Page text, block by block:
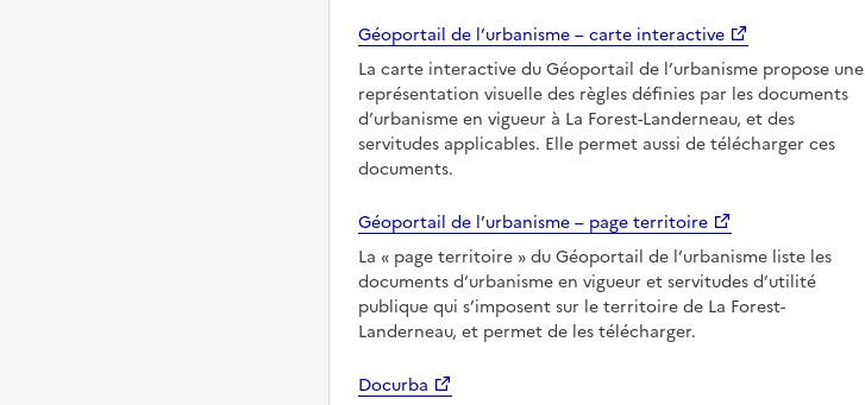
Géoportail de l’urbanisme – carte interactive
La carte interactive du Géoportail de l’urbanisme propose une
représentation visuelle des règles définies par les documents
d’urbanisme en vigueur à La Forest-Landerneau, et des
servitudes applicables. Elle permet aussi de télécharger ces
documents.
Géoportail de l’urbanisme – page territoire
La
page territoire
du Géoportail de l’urbanisme liste les
documents d’urbanisme en vigueur et servitudes d’utilité
publique qui s’imposent sur le territoire de La Forest-
Landerneau, et permet de les télécharger.
Docurba